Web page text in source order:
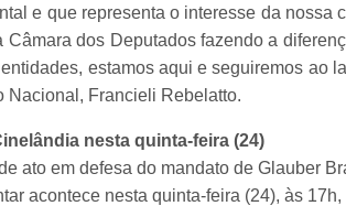
e que representa o interesse da nossa
Câmara dos Deputados fazendo a
estamos aqui e seguiremos ao
Nacional, Francieli Rebelatto.
nesta quinta-feira (24)
ato em defesa do mandato de Glauber
acontece nesta quinta-feira (24), às